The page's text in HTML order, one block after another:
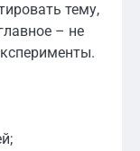
тему,
– не